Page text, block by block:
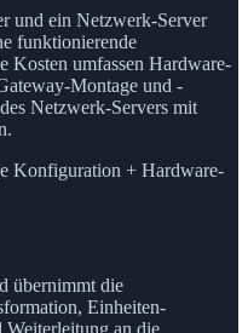
und ein Netzwerk-Server
funktionierende
Kosten umfassen Hardware-
Montage und -
Netzwerk-Servers mit
Konfiguration + Hardware-
übernimmt die
Einheiten-